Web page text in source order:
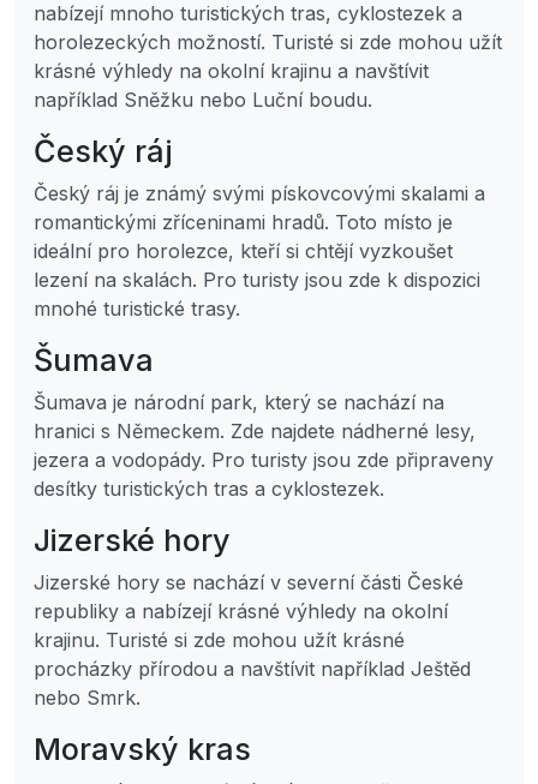
nabízejí mnoho turistických tras, cyklostezek a
horolezeckých možností. Turisté si zde mohou užít
krásné výhledy na okolní krajinu a navštívit
například Sněžku nebo Luční boudu.
Český ráj
Český ráj je známý svými pískovcovými skalami a
romantickými zříceninami hradů. Toto místo je
ideální pro horolezce, kteří si chtějí vyzkoušet
lezení na skalách. Pro turisty jsou zde k dispozici
mnohé turistické trasy.
Šumava
Šumava je národní park, který se nachází na
hranici s Německem. Zde najdete nádherné lesy,
jezera a vodopády. Pro turisty jsou zde připraveny
desítky turistických tras a cyklostezek.
Jizerské hory
Jizerské hory se nachází v severní části České
republiky a nabízejí krásné výhledy na okolní
krajinu. Turisté si zde mohou užít krásné
procházky přírodou a navštívit například Ještěd
nebo Smrk.
Moravský kras